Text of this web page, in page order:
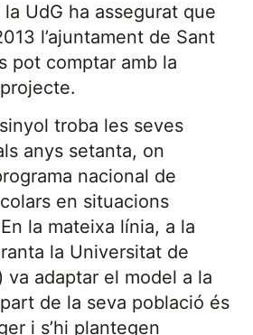
UdG ha assegurat que
l’ajuntament de Sant
pot comptar amb la
troba les seves
anys setanta, on
nacional de
en situacions
la mateixa línia, a la
la Universitat de
va adaptar el model a la
de la seva població és
i s’hi plantegen